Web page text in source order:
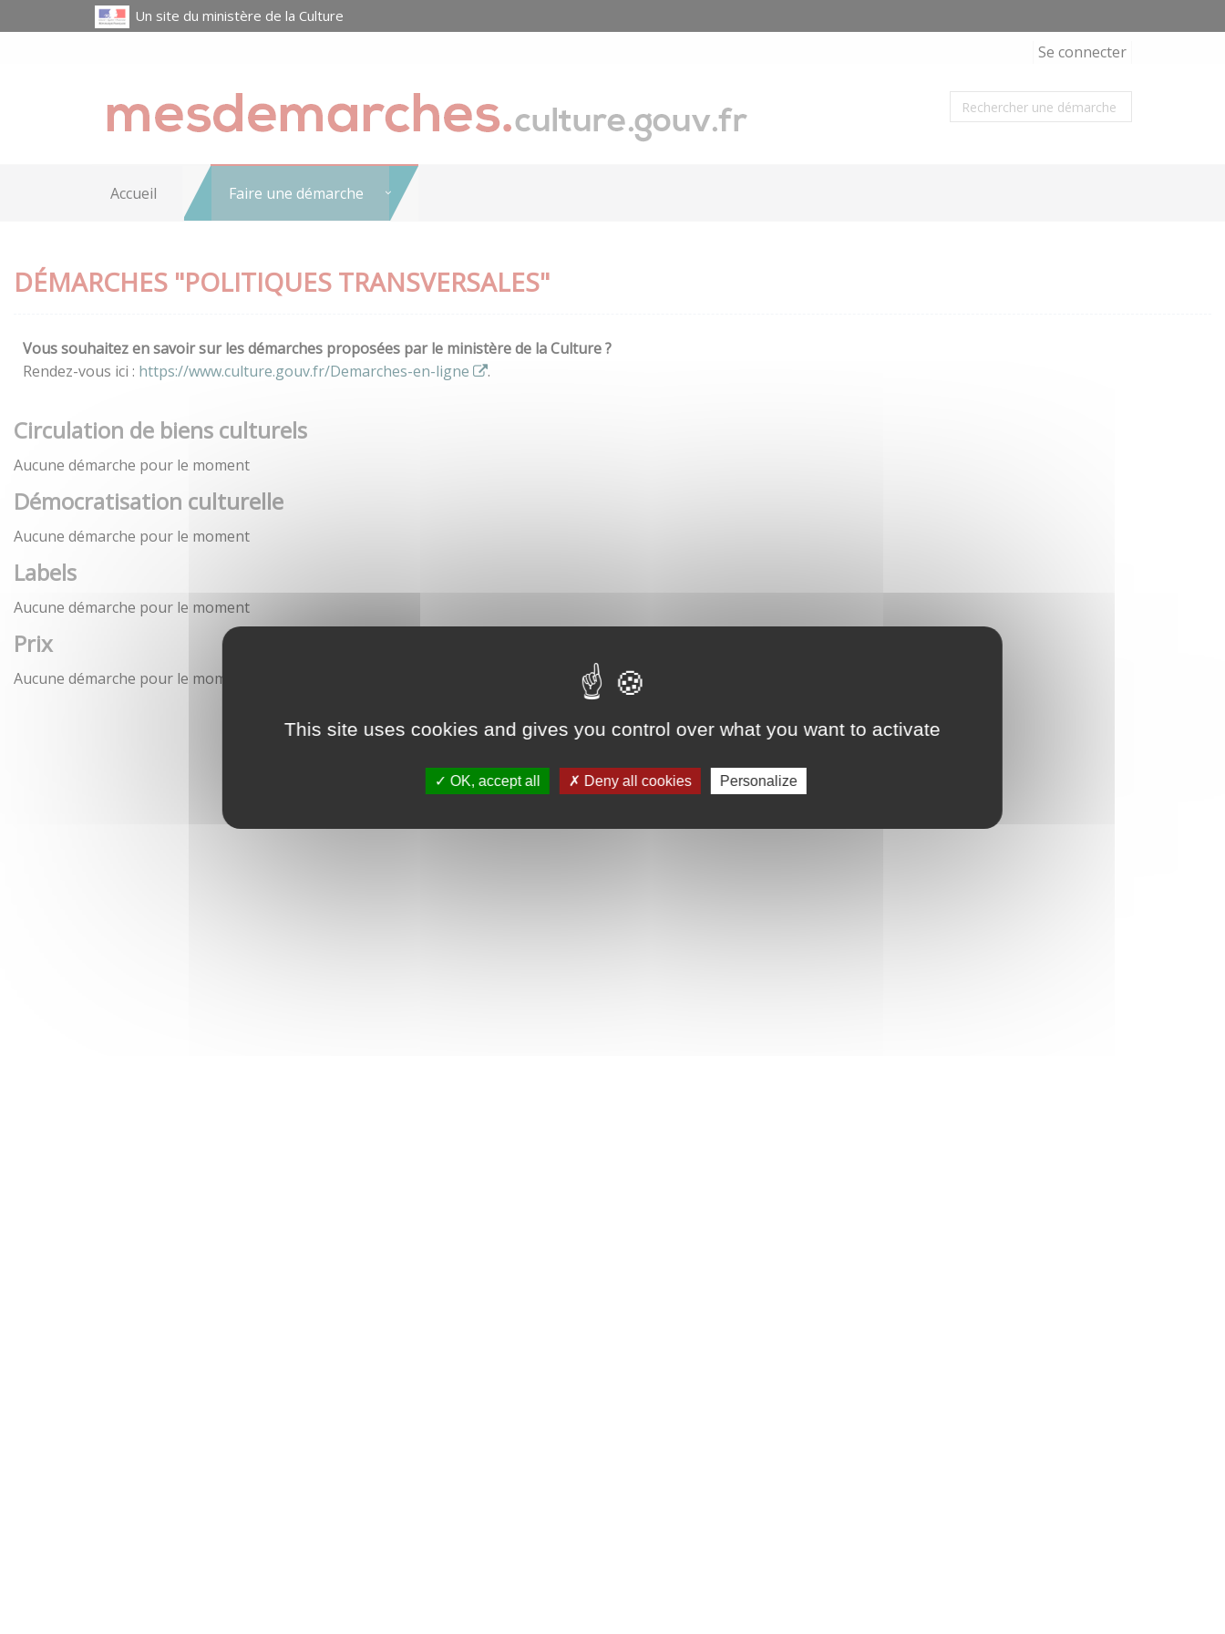
This site uses cookies and gives you control over what you want to activate
OK, accept all Deny all cookies Personalize
Un site du ministère de la Culture
Se connecter
Accueil Faire une démarche
DÉMARCHES "POLITIQUES TRANSVERSALES"
Vous souhaitez en savoir sur les démarches proposées par le ministère de la Culture ?
Rendez-vous ici : https://www.culture.gouv.fr/Demarches-en-ligne .
Circulation de biens culturels
Aucune démarche pour le moment
Démocratisation culturelle
Aucune démarche pour le moment
Labels
Aucune démarche pour le moment
Prix
Aucune démarche pour le moment